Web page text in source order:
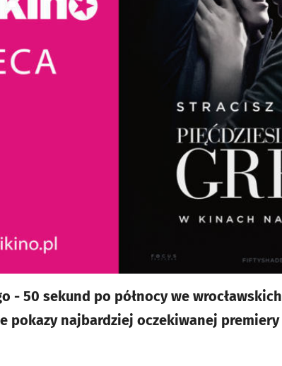
- 50 sekund po północy we
pokazy najbardziej oczekiwanej